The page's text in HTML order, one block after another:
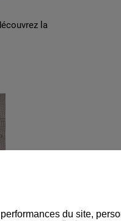
la
d'occasion
du site,